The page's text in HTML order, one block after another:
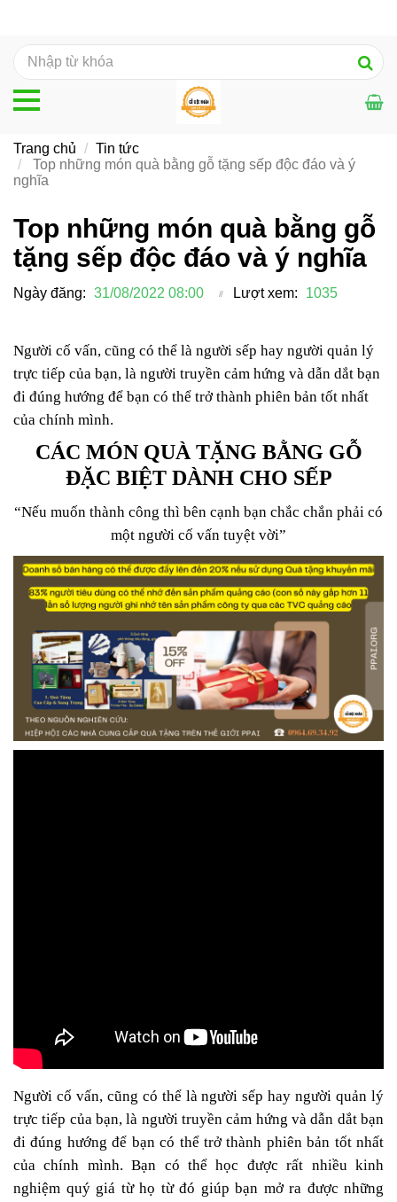
Top những món quà bằng gỗ
tặng sếp độc đáo và ý nghĩa
Ngày đăng: 31/08/2022 08:00 Lượt xem: 1035
Người cố vấn, cũng có thể là người sếp hay người quản lý
trực tiếp của bạn, là người truyền cảm hứng và dẫn dắt bạn
đi đúng hướng để bạn có thể trở thành phiên bản tốt nhất
của chính mình.
CÁC MÓN QUÀ TẶNG BẰNG GỖ
ĐẶC BIỆT DÀNH CHO SẾP
“Nếu muốn thành công thì bên cạnh bạn chắc chắn phải có
một người cố vấn tuyệt vời”
Người cố vấn, cũng có thể là người sếp hay người quản lý
trực tiếp của bạn, là người truyền cảm hứng và dẫn dắt bạn
đi đúng hướng để bạn có thể trở thành phiên bản tốt nhất
của chính mình. Bạn có thể học được rất nhiều kinh
nghiệm quý giá từ họ từ đó giúp bạn mở ra được những
Trang chủ
Tin tức
Top những món quà bằng gỗ tặng sếp độc đáo và ý
nghĩa